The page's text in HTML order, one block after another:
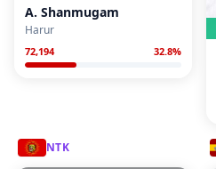
A. Shanmugam
Harur
72,194 32.8%
NTK